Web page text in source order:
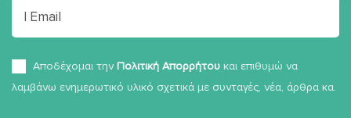
Αποδέχομαι την Πολιτική Απορρήτου και επιθυμώ να
λαμβάνω ενημερωτικό υλικό σχετικά με συνταγές, νέα, άρθρα κα.